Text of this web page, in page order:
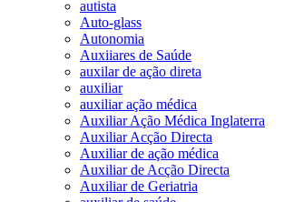
autista
Auto-glass
Autonomia
Auxiiares de Saúde
auxilar de ação direta
auxiliar
auxiliar ação médica
Auxiliar Ação Médica Inglaterra
Auxiliar Acção Directa
Auxiliar de ação médica
Auxiliar de Acção Directa
Auxiliar de Geriatria